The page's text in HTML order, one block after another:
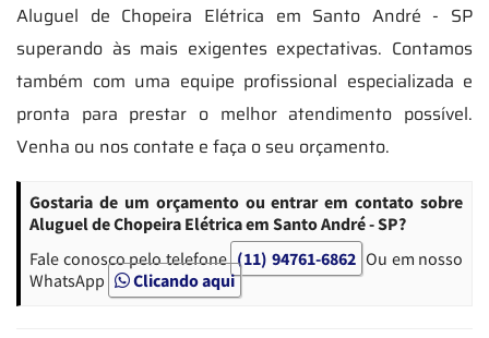
Aluguel de Chopeira Elétrica em Santo André - SP
superando às mais exigentes expectativas. Contamos
também com uma equipe profissional especializada e
pronta para prestar o melhor atendimento possível.
Venha ou nos contate e faça o seu orçamento.
Gostaria de um orçamento ou entrar em contato sobre
Aluguel de Chopeira Elétrica em Santo André - SP?
Fale conosco pelo telefone (11) 94761-6862 Ou em nosso
WhatsApp
Clicando aqui